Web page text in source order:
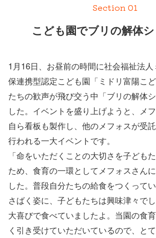
Section 01
こども園でブリの解体
1月16日、お昼前の時間に社会福祉法
保連携型認定こども園「ミドリ富陽こ
たちの歓声が飛び交う中「ブリの解体
した。イベントを盛り上げようと、メ
自ら看板も製作し、他のメフォスが受
行われる一大イベントです。
「命をいただくことの大切さを子ども
ため、食育の一環としてメフォスさん
した。普段自分たちの給食をつくって
さばく姿に、子どもたちは興味津々で
大喜びで食べていましたよ。当園の食
く引き受けていただいているので、と